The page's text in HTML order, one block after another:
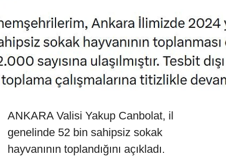
ANKARA Valisi Yakup Canbolat, il
genelinde 52 bin sahipsiz sokak
hayvanının toplandığını açıkladı.